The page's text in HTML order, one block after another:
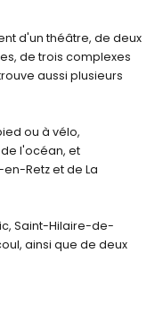
d'un théâtre, de deux
de trois complexes
aussi plusieurs
ou à vélo,
l'océan, et
Retz et de La
Saint-Hilaire-de-
ainsi que de deux